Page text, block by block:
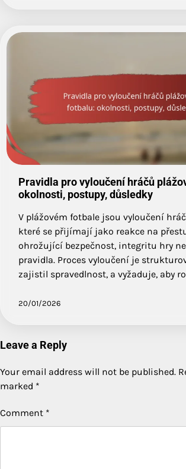
Pravidla pro vyloučení hráčů
okolnosti, postupy, důsledky
V plážovém fotbale jsou vyloučení
které se přijímají jako reakce na
ohrožující bezpečnost, integritu hry
pravidla. Proces vyloučení je
zajistil spravedlnost, a vyžaduje, aby
20/01/2026
Leave a Reply
Your email address will not be published.
marked *
Comment *